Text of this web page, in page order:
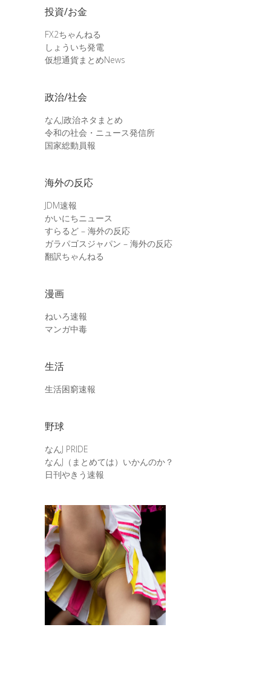
投資/お金
FX2ちゃんねる
しょういち発電
仮想通貨まとめNews
政治/社会
なんJ政治ネタまとめ
令和の社会・ニュース発信所
国家総動員報
海外の反応
JDM速報
かいにちニュース
すらるど – 海外の反応
ガラパゴスジャパン – 海外の反応
翻訳ちゃんねる
漫画
ねいろ速報
マンガ中毒
生活
生活困窮速報
野球
なんJ PRIDE
なんJ（まとめては）いかんのか？
日刊やきう速報